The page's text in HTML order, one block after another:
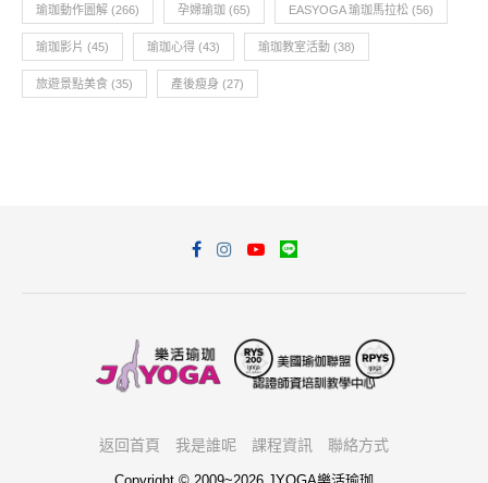
瑜珈動作圖解 (266) 孕婦瑜珈 (65) EASYOGA 瑜珈馬拉松 (56)
瑜珈影片 (45) 瑜珈心得 (43) 瑜珈教室活動 (38)
旅遊景點美食 (35) 產後瘦身 (27)
返回首頁 我是誰呢 課程資訊 聯絡方式
Copyright © 2009~2026 JYOGA樂活瑜珈